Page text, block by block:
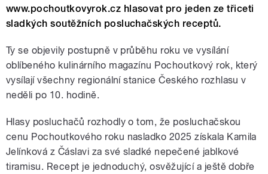
www.pochoutkovyrok.cz hlasovat pro jeden ze třiceti
sladkých soutěžních posluchačských receptů.
Ty se objevily postupně v průběhu roku ve vysílání
oblíbeného kulinárního magazínu Pochoutkový rok, který
vysílají všechny regionální stanice Českého rozhlasu v
neděli po 10. hodině.
Hlasy posluchačů rozhodly o tom, že posluchačskou
cenu Pochoutkového roku nasladko 2025 získala Kamila
Jelínková z Čáslavi za své sladké nepečené jablkové
tiramisu. Recept je jednoduchý, osvěžující a ještě dobře